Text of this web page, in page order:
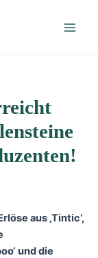
aus ‚Tintic‘,
und die